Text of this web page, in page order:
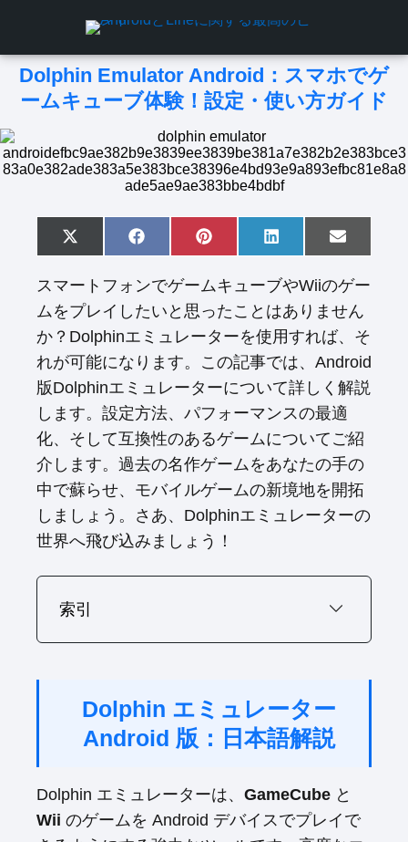
Dolphin Emulator Android：スマホでゲ
ームキューブ体験！設定・使い方ガイド
S
h
r
e
o
n
X
(
w
t
t
e
r
)
S
h
r
o
n
F
a
e
o
o
k
S
h
r
o
n
P
i
t
r
e
s
t
S
h
r
e
o
n
L
i
k
e
d
I
n
S
h
r
o
E
m
i
スマートフォンでゲームキューブやWiiのゲー
ムをプレイしたいと思ったことはありません
か？Dolphinエミュレーターを使用すれば、そ
れが可能になります。この記事では、Android
版Dolphinエミュレーターについて詳しく解説
します。設定方法、パフォーマンスの最適
化、そして互換性のあるゲームについてご紹
介します。過去の名作ゲームをあなたの手の
中で蘇らせ、モバイルゲームの新境地を開拓
しましょう。さあ、Dolphinエミュレーターの
世界へ飛び込みましょう！
索引
Dolphin エミュレーター
Android 版：日本語解説
Dolphin エミュレーターは、 GameCube と
Wii のゲームを Android デバイスでプレイで